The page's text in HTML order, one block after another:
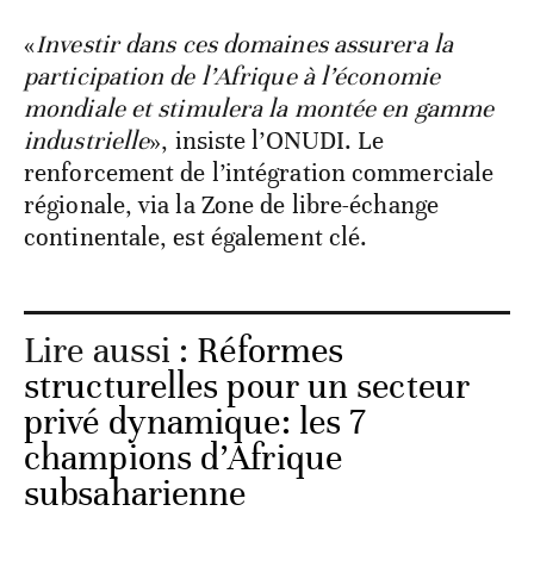
«Investir dans ces domaines assurera la
participation de l’Afrique à l’économie
mondiale et stimulera la montée en gamme
industrielle», insiste l’ONUDI. Le
renforcement de l’intégration commerciale
régionale, via la Zone de libre-échange
continentale, est également clé.
Lire aussi : Réformes
structurelles pour un secteur
privé dynamique: les 7
champions d’Afrique
subsaharienne